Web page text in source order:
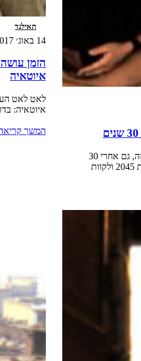
הזמן טס. ואיזה כיף לשמור על חברים באותה הפוזה, גם אחרי 30
שנים… ומה שמתבקש זה לקבוע צילום נוסף בשנת 2045 ולקוות
תאילנד
14 באוג׳ 2017
איוטאיה
לאט לאט
איוטאיה:
כאן
המשך